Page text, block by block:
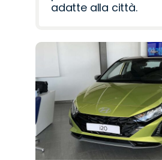
adatte alla città.